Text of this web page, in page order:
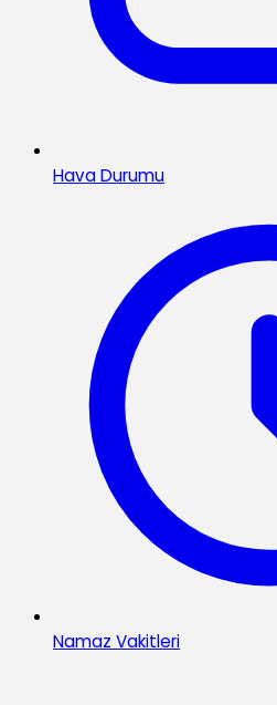
Hava Durumu
Namaz Vakitleri